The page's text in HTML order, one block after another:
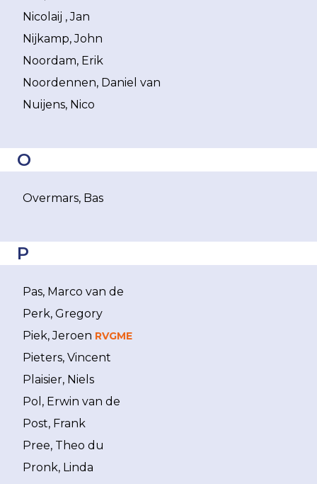
Nicolaij , Jan
Nijkamp, John
Noordam, Erik
Noordennen, Daniel van
Nuijens, Nico
O
Overmars, Bas
P
Pas, Marco van de
Perk, Gregory
Piek, Jeroen RVGME
Pieters, Vincent
Plaisier, Niels
Pol, Erwin van de
Post, Frank
Pree, Theo du
Pronk, Linda